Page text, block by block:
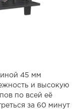
45 мм
и высокую
по всей её
за 60 минут